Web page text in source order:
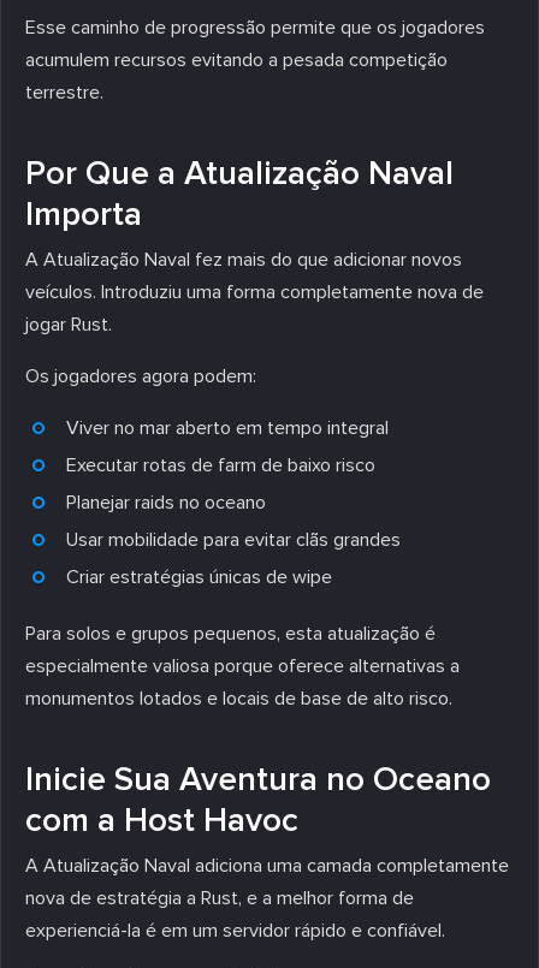
Esse caminho de progressão permite que os jogadores
acumulem recursos evitando a pesada competição
terrestre.
Por Que a Atualização Naval
Importa
A Atualização Naval fez mais do que adicionar novos
veículos. Introduziu uma forma completamente nova de
jogar Rust.
Os jogadores agora podem:
Viver no mar aberto em tempo integral
Executar rotas de farm de baixo risco
Planejar raids no oceano
Usar mobilidade para evitar clãs grandes
Criar estratégias únicas de wipe
Para solos e grupos pequenos, esta atualização é
especialmente valiosa porque oferece alternativas a
monumentos lotados e locais de base de alto risco.
Inicie Sua Aventura no Oceano
com a Host Havoc
A Atualização Naval adiciona uma camada completamente
nova de estratégia a Rust, e a melhor forma de
experienciá-la é em um servidor rápido e confiável.